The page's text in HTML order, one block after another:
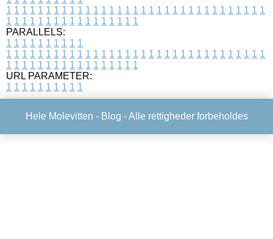
1 1 1 1 1 1 1 1 1 1 1 1 1 1 1 1 1 1 1 1 1 1 1 1 1 1 1 1 1 1 1 1 1
1 1 1 1 1 1 1 1 1 1 1 1 1 1 1 1 1
PARALLELS:
1 1 1 1 1 1 1 1 1 1
1 1 1 1 1 1 1 1 1 1 1 1 1 1 1 1 1 1 1 1 1 1 1 1 1 1 1 1 1 1 1 1 1
1 1 1 1 1 1 1 1 1 1 1 1 1 1 1 1 1
URL PARAMETER:
1 1 1 1 1 1 1 1 1 1
Hele Molevitten - Blog - Alle rettigheder forbeholdes